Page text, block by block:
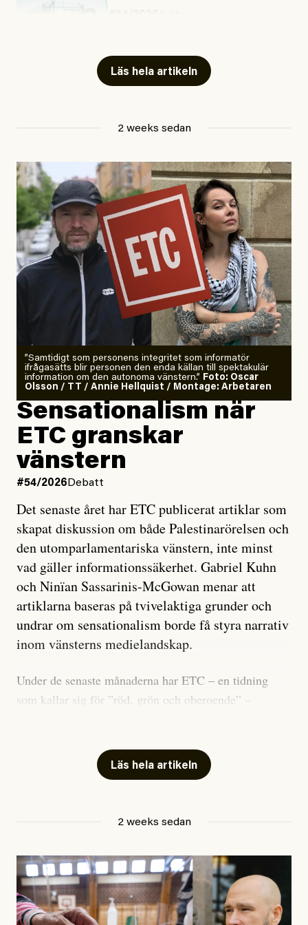
Läs hela artikeln
2 weeks sedan
”Samtidigt som personens integritet som informatör
ifrågasätts blir personen den enda källan till spektakulär
information om den autonoma vänstern.” Foto: Oscar
Olsson / TT / Annie Hellquist / Montage: Arbetaren
Sensationalism när
ETC granskar
vänstern
#54/2026 Debatt
Det senaste året har ETC publicerat artiklar som
skapat diskussion om både Palestinarörelsen och
den utomparlamentariska vänstern, inte minst
vad gäller informationssäkerhet. Gabriel Kuhn
och Ninïan Sassarinis-McGowan menar att
artiklarna baseras på tvivelaktiga grunder och
undrar om sensationalism borde få styra narrativ
inom vänsterns medielandskap.
Under de senaste månaderna har ETC – en tidning
som kallar sig för ”röd, grön och oberoende” –
skriver för? Vad betyder det att vara en ”röd, grön och
oberoende” tidning? Och vad är egentligen bra
utpekas som israelisk infiltratör”. Enligt ingressen
handlar artikeln om en person vars ”bakgrund skapar
splittring och oro i rörelsen”. Problemet är att artikeln
Läs hela artikeln
2 weeks sedan